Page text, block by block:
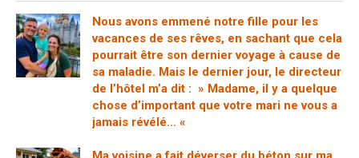
Nous avons emmené notre fille pour les
vacances de ses rêves, en sachant que cela
pourrait être son dernier voyage à cause de
sa maladie. Mais le dernier jour, le directeur
de l’hôtel m’a dit : » Madame, il y a quelque
chose d’important que votre mari ne vous a
jamais révélé… «